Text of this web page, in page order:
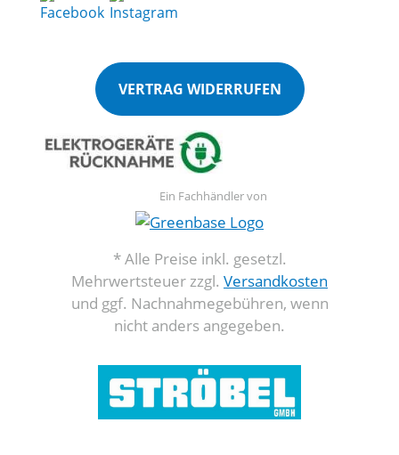
VERTRAG WIDERRUFEN
Ein Fachhändler von
* Alle Preise inkl. gesetzl.
Mehrwertsteuer zzgl. Versandkosten
und ggf. Nachnahmegebühren, wenn
nicht anders angegeben.